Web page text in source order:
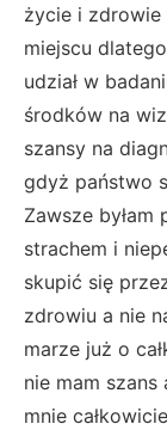
życie i zdrowie
miejscu
udział w
środków na
szansy na
gdyż państwo
Zawsze byłam
strachem i
skupić się
zdrowiu a nie
marze już o
nie mam
mnie